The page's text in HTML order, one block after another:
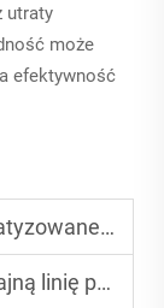
utraty
może
efektywność
tekturowych pudełek?
kartonów falistych?